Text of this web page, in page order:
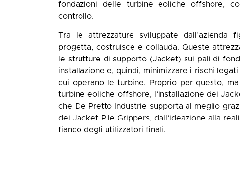
fondazioni delle turbine eoliche offshore,
controllo.
Tra le attrezzature sviluppate dall’azienda
progetta, costruisce e collauda. Queste
le strutture di supporto (Jacket) sui pali di
installazione e, quindi, minimizzare i rischi
cui operano le turbine. Proprio per questo,
turbine eoliche offshore, l’installazione dei
che De Pretto Industrie supporta al meglio
dei Jacket Pile Grippers, dall’ideazione alla
fianco degli utilizzatori finali.